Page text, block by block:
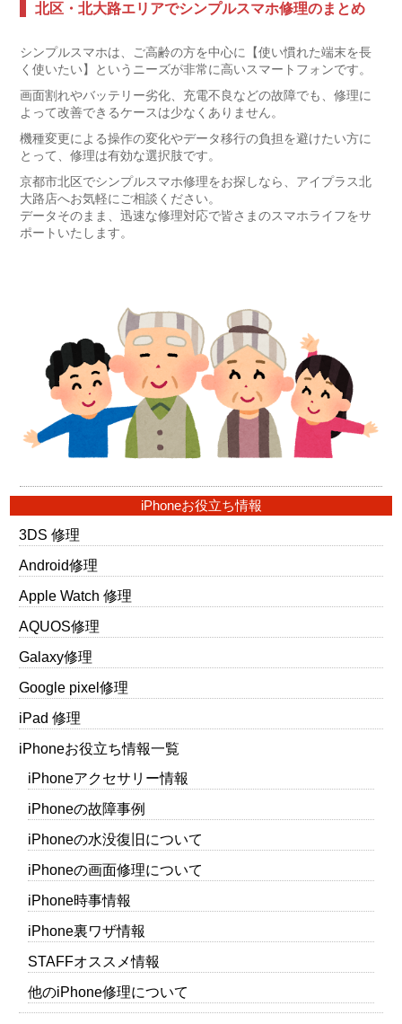
北区・北大路エリアでシンプルスマホ修理のまとめ
シンプルスマホは、ご高齢の方を中心に【使い慣れた端末を長
く使いたい】というニーズが非常に高いスマートフォンです。
画面割れやバッテリー劣化、充電不良などの故障でも、修理に
よって改善できるケースは少なくありません。
機種変更による操作の変化やデータ移行の負担を避けたい方に
とって、修理は有効な選択肢です。
京都市北区でシンプルスマホ修理をお探しなら、アイプラス北
大路店へお気軽にご相談ください。
データそのまま、迅速な修理対応で皆さまのスマホライフをサ
ポートいたします。
iPhoneお役立ち情報
3DS 修理
Android修理
Apple Watch 修理
AQUOS修理
Galaxy修理
Google pixel修理
iPad 修理
iPhoneお役立ち情報一覧
iPhoneアクセサリー情報
iPhoneの故障事例
iPhoneの水没復旧について
iPhoneの画面修理について
iPhone時事情報
iPhone裏ワザ情報
STAFFオススメ情報
他のiPhone修理について